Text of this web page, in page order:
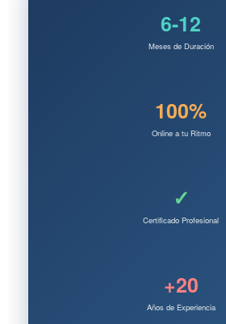
6-12
Meses de Duración
100%
Online a tu Ritmo
✓
Certificado Profesional
+20
Años de Experiencia